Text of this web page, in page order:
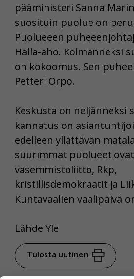
pääministeri Sanna
suosituin puolue on
Puolueeen
Halla-aho. Kolmanneksi
on kokoomus. Sen
Petteri Orpo.
Keskusta on neljänneksi
kannatus on
edelleen yllättävän
suurimmat puolueet
vasemmistoliitto, Rkp,
kristillisdemokraatit ja
Kuntavaalien vaalipäivä
Lähde Yle
Tulosta uutinen